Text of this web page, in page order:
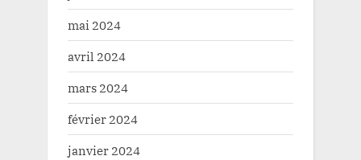
mai 2024
avril 2024
mars 2024
février 2024
janvier 2024